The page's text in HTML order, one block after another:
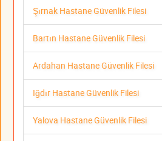
Şırnak Hastane Güvenlik Filesi
Bartın Hastane Güvenlik Filesi
Ardahan Hastane Güvenlik Filesi
Iğdır Hastane Güvenlik Filesi
Yalova Hastane Güvenlik Filesi